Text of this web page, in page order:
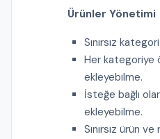
Ürünler Yönetimi
Sınırsız
Her kategoriye
ekleyebilme.
İsteğe bağlı
ekleyebilme.
Sınırsız ürün